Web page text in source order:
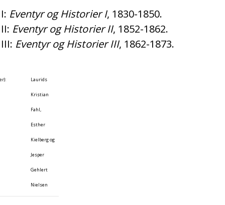
Eventyr og Historier I, 1830-1850.
Eventyr og Historier II, 1852-1862.
Eventyr og Historier III, 1862-1873.
Laurids
Kristian
Fahl,
Esther
Kielberg og
Jesper
Gehlert
Nielsen